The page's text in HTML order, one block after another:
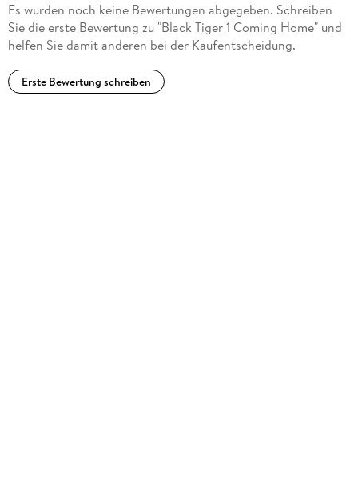
Es wurden noch keine Bewertungen abgegeben. Schreiben
Sie die erste Bewertung zu "Black Tiger 1 Coming Home" und
helfen Sie damit anderen bei der Kaufentscheidung.
Erste Bewertung schreiben